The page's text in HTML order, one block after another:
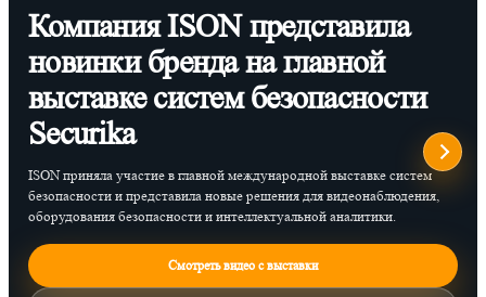
Компания ISON представила
новинки бренда на главной
выставке систем безопасности
Securika
ISON приняла участие в главной международной выставке систем
безопасности и представила новые решения для видеонаблюдения,
оборудования безопасности и интеллектуальной аналитики.
Смотреть видео с выставки